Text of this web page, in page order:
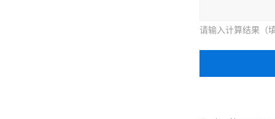
请输入计算结果（